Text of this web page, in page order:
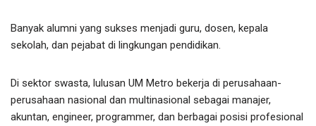
Banyak alumni yang sukses menjadi guru, dosen, kepala
sekolah, dan pejabat di lingkungan pendidikan.
Di sektor swasta, lulusan UM Metro bekerja di perusahaan-
perusahaan nasional dan multinasional sebagai manajer,
akuntan, engineer, programmer, dan berbagai posisi profesional